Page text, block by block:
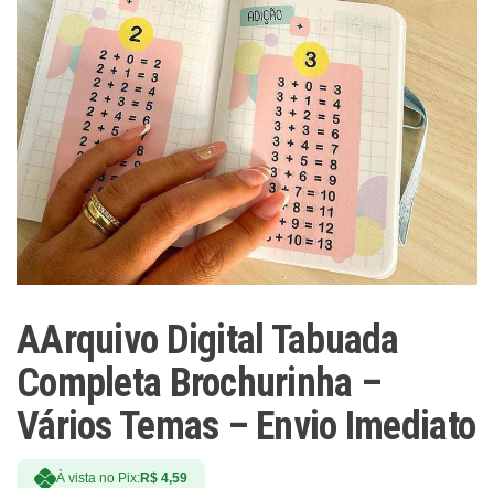
AArquivo Digital Tabuada
Completa Brochurinha –
Vários Temas – Envio Imediato
À vista no Pix:R$ 4,59